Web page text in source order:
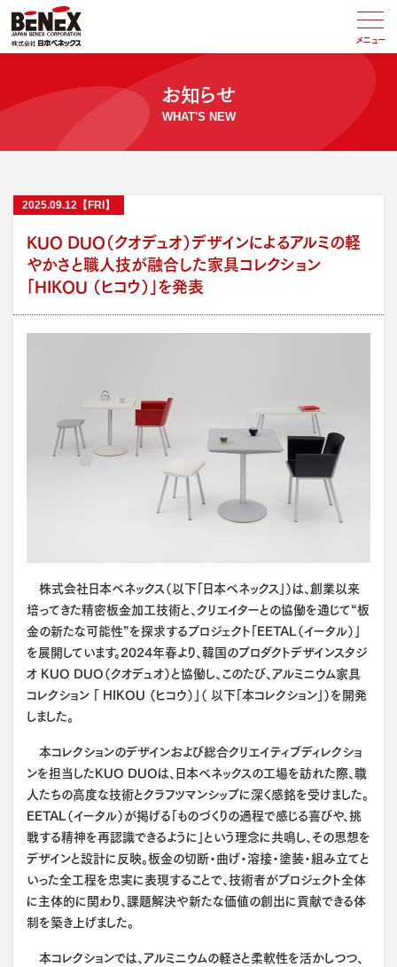
メニュー
お知らせ
WHAT'S NEW
2025.09.12 【FRI】
KUO DUO（クオデュオ）デザインによるアルミの軽
やかさと職人技が融合した家具コレクション
「HIKOU （ヒコウ）」を発表
株式会社日本ベネックス（以下「日本ベネックス」）は、創業以来
培ってきた精密板金加工技術と、クリエイターとの協働を通じて“板
金の新たな可能性”を探求するプロジェクト「EETAL（イータル）」
を展開しています。2024年春より、韓国のプロダクトデザインスタジ
オ KUO DUO（クオデュオ）と協働し、このたび、アルミニウム家具
コレクション 「 HIKOU （ヒコウ）」（ 以下「本コレクション」）を開発
しました。
本コレクションのデザインおよび総合クリエイティブディレクショ
ンを担当したKUO DUOは、日本ベネックスの工場を訪れた際、職
人たちの高度な技術とクラフツマンシップに深く感銘を受けました。
EETAL（イータル）が掲げる「ものづくりの過程で感じる喜びや、挑
戦する精神を再認識できるように」という理念に共鳴し、その思想を
デザインと設計に反映。板金の切断・曲げ・溶接・塗装・組み立てと
いった全工程を忠実に表現することで、技術者がプロジェクト全体
に主体的に関わり、課題解決や新たな価値の創出に貢献できる体
制を築き上げました。
本コレクションでは、アルミニウムの軽さと柔軟性を活かしつつ、